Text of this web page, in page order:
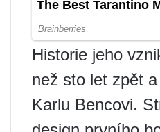
Historie jeho
než sto let zpět
Karlu Bencovi.